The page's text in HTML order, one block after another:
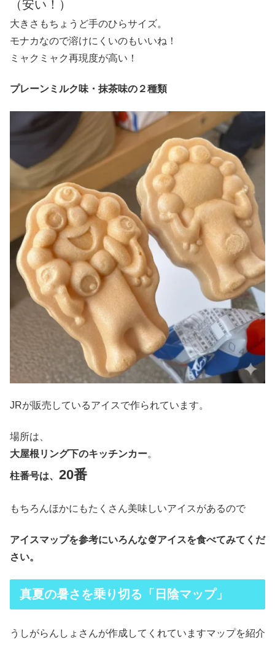
（安い！）
大きさもちょうど手のひらサイズ。
モナカなので溶けにくいのもいいね！
ミャクミャク再現度が高い！
プレーンミルク味・抹茶味の２種類
JRが販売しているアイスで作られています。
場所は、
大屋根リング下のキッチンカー。
柱番号は、 20番
もちろんほかにもたくさん美味しいアイスがあるので
アイスマップを参考にいろんな🍨アイスを食べてみてくだ
さい。
真夏の暑さを乗り切る「日陰マップ」
うしがらんしょさんが作成してくれていますマップを紹介